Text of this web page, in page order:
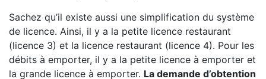
Sachez qu’il existe aussi une simplification du système
de licence. Ainsi, il y a la petite licence restaurant
(licence 3) et la licence restaurant (licence 4). Pour les
débits à emporter, il y a la petite licence à emporter et
la grande licence à emporter. La demande d’obtention